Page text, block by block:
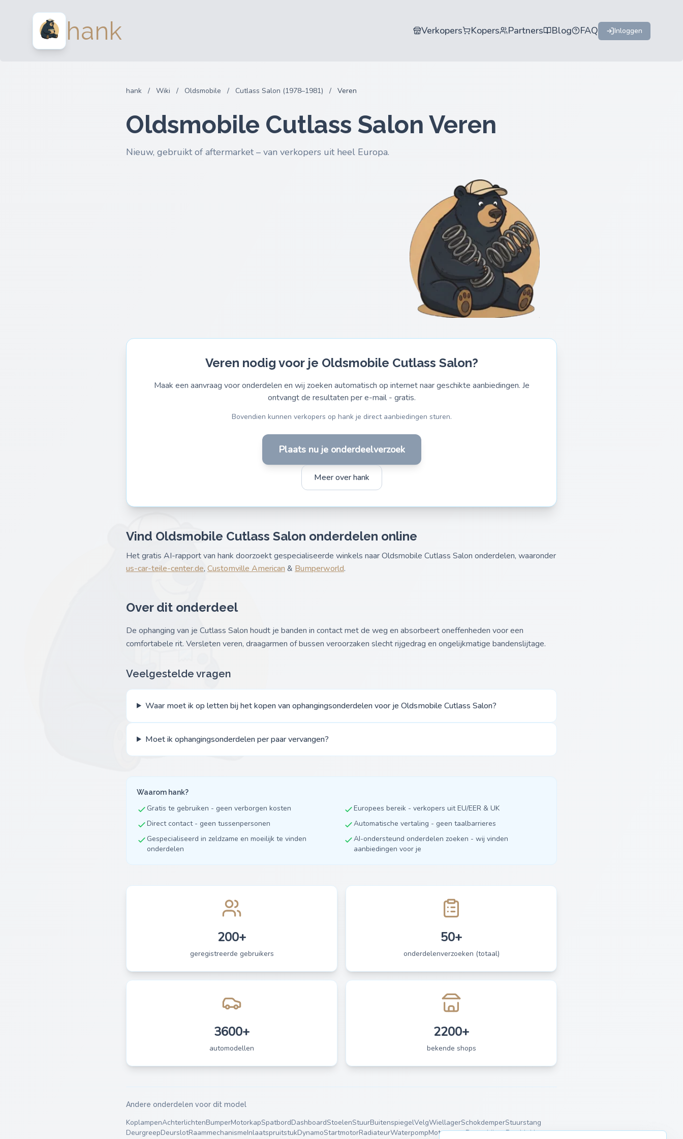
hank Verkopers Kopers Partners Blog FAQ Inloggen
hank / Wiki / Oldsmobile / Cutlass Salon (1978–1981) / Veren
Oldsmobile Cutlass Salon Veren
Nieuw, gebruikt of aftermarket – van verkopers uit heel Europa.
Veren nodig voor je Oldsmobile Cutlass Salon?
Maak een aanvraag voor onderdelen en wij zoeken automatisch op internet naar geschikte aanbiedingen. Je
ontvangt de resultaten per e-mail - gratis.
Bovendien kunnen verkopers op hank je direct aanbiedingen sturen.
Plaats nu je onderdeelverzoek
Meer over hank
Vind Oldsmobile Cutlass Salon onderdelen online
Het gratis AI-rapport van hank doorzoekt gespecialiseerde winkels naar Oldsmobile Cutlass Salon onderdelen, waaronder
us-car-teile-center.de, Customville American & Bumperworld.
Over dit onderdeel
De ophanging van je Cutlass Salon houdt je banden in contact met de weg en absorbeert oneffenheden voor een
comfortabele rit. Versleten veren, draagarmen of bussen veroorzaken slecht rijgedrag en ongelijkmatige bandenslijtage.
Veelgestelde vragen
Waar moet ik op letten bij het kopen van ophangingsonderdelen voor je Oldsmobile Cutlass Salon?
Moet ik ophangingsonderdelen per paar vervangen?
Waarom hank?
Gratis te gebruiken - geen verborgen kosten
Europees bereik - verkopers uit EU/EER & UK
Direct contact - geen tussenpersonen
Automatische vertaling - geen taalbarrieres
Gespecialiseerd in zeldzame en moeilijk te vinden
onderdelen
AI-ondersteund onderdelen zoeken - wij vinden
aanbiedingen voor je
200+
geregistreerde gebruikers
50+
onderdelenverzoeken (totaal)
3600+
automodellen
2200+
bekende shops
Andere onderdelen voor dit model
KoplampenAchterlichtenBumperMotorkapSpatbordDashboardStoelenStuurBuitenspiegelVelgWiellagerSchokdemperStuurstang
DeurgreepDeurslotRaammechanismeInlaatspruitstukDynamoStartmotorRadiateurWaterpompMotorsteunRemschijvenRemblokken